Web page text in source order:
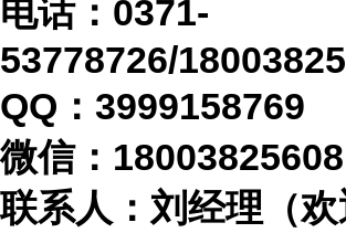
电话： 0371-
53778726/
QQ：3999158769
微信： 18003825608
联系人：刘经理（